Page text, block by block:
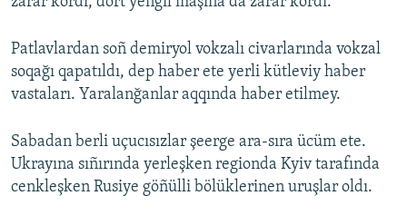
Patlavlardan soñ demiryol vokzalı civarlarında vokzal
soqağı qapatıldı, dep haber ete yerli kütleviy haber
vastaları. Yaralanğanlar aqqında haber etilmey.
Sabadan berli uçucısızlar şeerge ara-sıra ücüm ete.
Ukrayına sıñırında yerleşken regionda Kyiv tarafında
cenkleşken Rusiye göñülli bölüklerinen uruşlar oldı.